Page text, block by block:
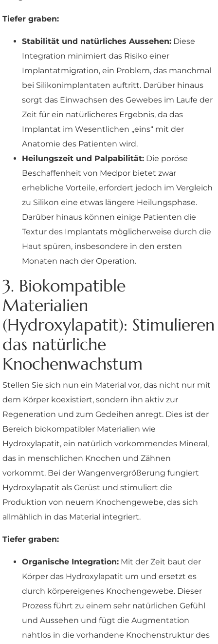
Tiefer graben:
Stabilität und natürliches Aussehen: Diese
Integration minimiert das Risiko einer
Implantatmigration, ein Problem, das manchmal
bei Silikonimplantaten auftritt. Darüber hinaus
sorgt das Einwachsen des Gewebes im Laufe der
Zeit für ein natürlicheres Ergebnis, da das
Implantat im Wesentlichen „eins“ mit der
Anatomie des Patienten wird.
Heilungszeit und Palpabilität: Die poröse
Beschaffenheit von Medpor bietet zwar
erhebliche Vorteile, erfordert jedoch im Vergleich
zu Silikon eine etwas längere Heilungsphase.
Darüber hinaus können einige Patienten die
Textur des Implantats möglicherweise durch die
Haut spüren, insbesondere in den ersten
Monaten nach der Operation.
3. Biokompatible
Materialien
(Hydroxylapatit): Stimulieren
das natürliche
Knochenwachstum
Stellen Sie sich nun ein Material vor, das nicht nur mit
dem Körper koexistiert, sondern ihn aktiv zur
Regeneration und zum Gedeihen anregt. Dies ist der
Bereich biokompatibler Materialien wie
Hydroxylapatit, ein natürlich vorkommendes Mineral,
das in menschlichen Knochen und Zähnen
vorkommt. Bei der Wangenvergrößerung fungiert
Hydroxylapatit als Gerüst und stimuliert die
Produktion von neuem Knochengewebe, das sich
allmählich in das Material integriert.
Tiefer graben:
Organische Integration: Mit der Zeit baut der
Körper das Hydroxylapatit um und ersetzt es
durch körpereigenes Knochengewebe. Dieser
Prozess führt zu einem sehr natürlichen Gefühl
und Aussehen und fügt die Augmentation
nahtlos in die vorhandene Knochenstruktur des